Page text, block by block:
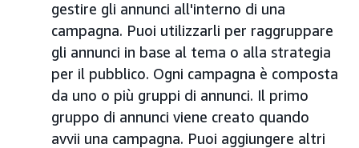
gestire gli annunci all'interno di una
campagna. Puoi utilizzarli per raggruppare
gli annunci in base al tema o alla strategia
per il pubblico. Ogni campagna è composta
da uno o più gruppi di annunci. Il primo
gruppo di annunci viene creato quando
avvii una campagna. Puoi aggiungere altri